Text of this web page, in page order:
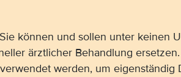
können und sollen unter keinen
ärztlicher Behandlung ersetzen.
werden, um eigenständig